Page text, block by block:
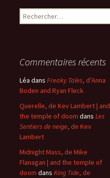
Rechercher :
Commentaires récents
Léa dans Freaky Tales, d’Anna
Boden and Ryan Fleck
Querelle, de Kev Lambert | and
the temple of doom dans Les
Sentiers de neige, de Kev
Lambert
Midnight Mass, de Mike
Flanagan | and the temple of
doom dans King Tide, de